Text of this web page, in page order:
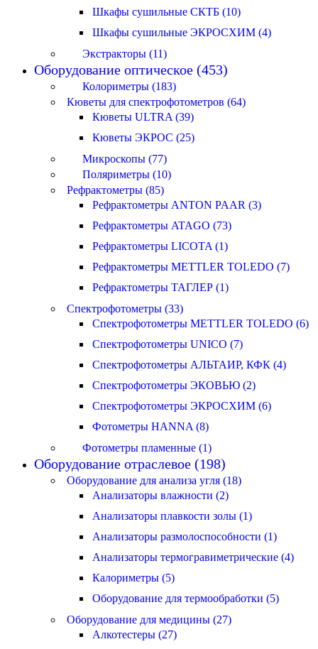
Шкафы сушильные СКТБ (10)
Шкафы сушильные ЭКРОСХИМ (4)
Экстракторы (11)
Оборудование оптическое (453)
Колориметры (183)
Кюветы для спектрофотометров (64)
Кюветы ULTRA (39)
Кюветы ЭКРОС (25)
Микроскопы (77)
Поляриметры (10)
Рефрактометры (85)
Рефрактометры ANTON PAAR (3)
Рефрактометры ATAGO (73)
Рефрактометры LICOTA (1)
Рефрактометры METTLER TOLEDO (7)
Рефрактометры ТАГЛЕР (1)
Спектрофотометры (33)
Спектрофотометры METTLER TOLEDO (6)
Спектрофотометры UNICO (7)
Спектрофотометры АЛЬТАИР, КФК (4)
Спектрофотометры ЭКОВЬЮ (2)
Спектрофотометры ЭКРОСХИМ (6)
Фотометры HANNA (8)
Фотометры пламенные (1)
Оборудование отраслевое (198)
Оборудование для анализа угля (18)
Анализаторы влажности (2)
Анализаторы плавкости золы (1)
Анализаторы размолоспособности (1)
Анализаторы термогравиметрические (4)
Калориметры (5)
Оборудование для термообработки (5)
Оборудование для медицины (27)
Алкотестеры (27)